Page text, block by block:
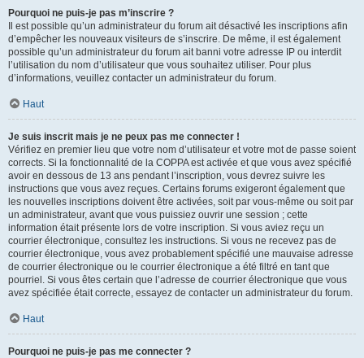
Pourquoi ne puis-je pas m’inscrire ?
Il est possible qu’un administrateur du forum ait désactivé les inscriptions afin
d’empêcher les nouveaux visiteurs de s’inscrire. De même, il est également
possible qu’un administrateur du forum ait banni votre adresse IP ou interdit
l’utilisation du nom d’utilisateur que vous souhaitez utiliser. Pour plus
d’informations, veuillez contacter un administrateur du forum.
Haut
Je suis inscrit mais je ne peux pas me connecter !
Vérifiez en premier lieu que votre nom d’utilisateur et votre mot de passe soient
corrects. Si la fonctionnalité de la COPPA est activée et que vous avez spécifié
avoir en dessous de 13 ans pendant l’inscription, vous devrez suivre les
instructions que vous avez reçues. Certains forums exigeront également que
les nouvelles inscriptions doivent être activées, soit par vous-même ou soit par
un administrateur, avant que vous puissiez ouvrir une session ; cette
information était présente lors de votre inscription. Si vous aviez reçu un
courrier électronique, consultez les instructions. Si vous ne recevez pas de
courrier électronique, vous avez probablement spécifié une mauvaise adresse
de courrier électronique ou le courrier électronique a été filtré en tant que
pourriel. Si vous êtes certain que l’adresse de courrier électronique que vous
avez spécifiée était correcte, essayez de contacter un administrateur du forum.
Haut
Pourquoi ne puis-je pas me connecter ?